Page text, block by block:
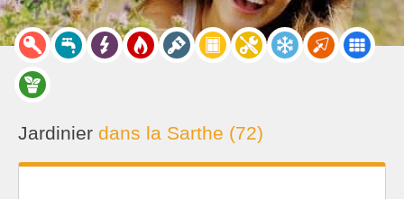
Jardinier dans la Sarthe (72)